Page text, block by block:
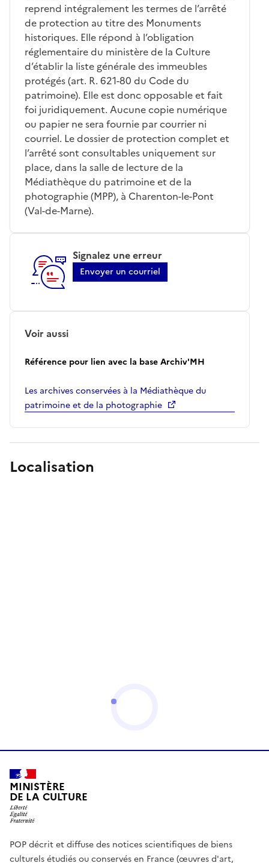
reprend intégralement les termes de l’arrêté
de protection au titre des Monuments
historiques. Elle répond à l’obligation
réglementaire du ministère de la Culture
d’établir la liste générale des immeubles
protégés (art. R. 621-80 du Code du
patrimoine). Elle est donc opposable et fait
foi juridiquement. Aucune copie numérique
ou papier ne sera fournie par courrier ni
courriel. Le dossier de protection complet et
l’arrêté sont consultables uniquement sur
place, dans la salle de lecture de la
Médiathèque du patrimoine et de la
photographie (MPP), à Charenton-le-Pont
(Val-de-Marne).
Signalez une erreur
Envoyer un courriel
Voir aussi
Référence pour lien avec la base Archiv'MH
Les archives conservées à la Médiathèque du
patrimoine et de la photographie
Localisation
MINISTÈRE
DE LA CULTURE
POP décrit et diffuse des notices scientifiques de biens
culturels étudiés ou conservés en France (œuvres d'art,